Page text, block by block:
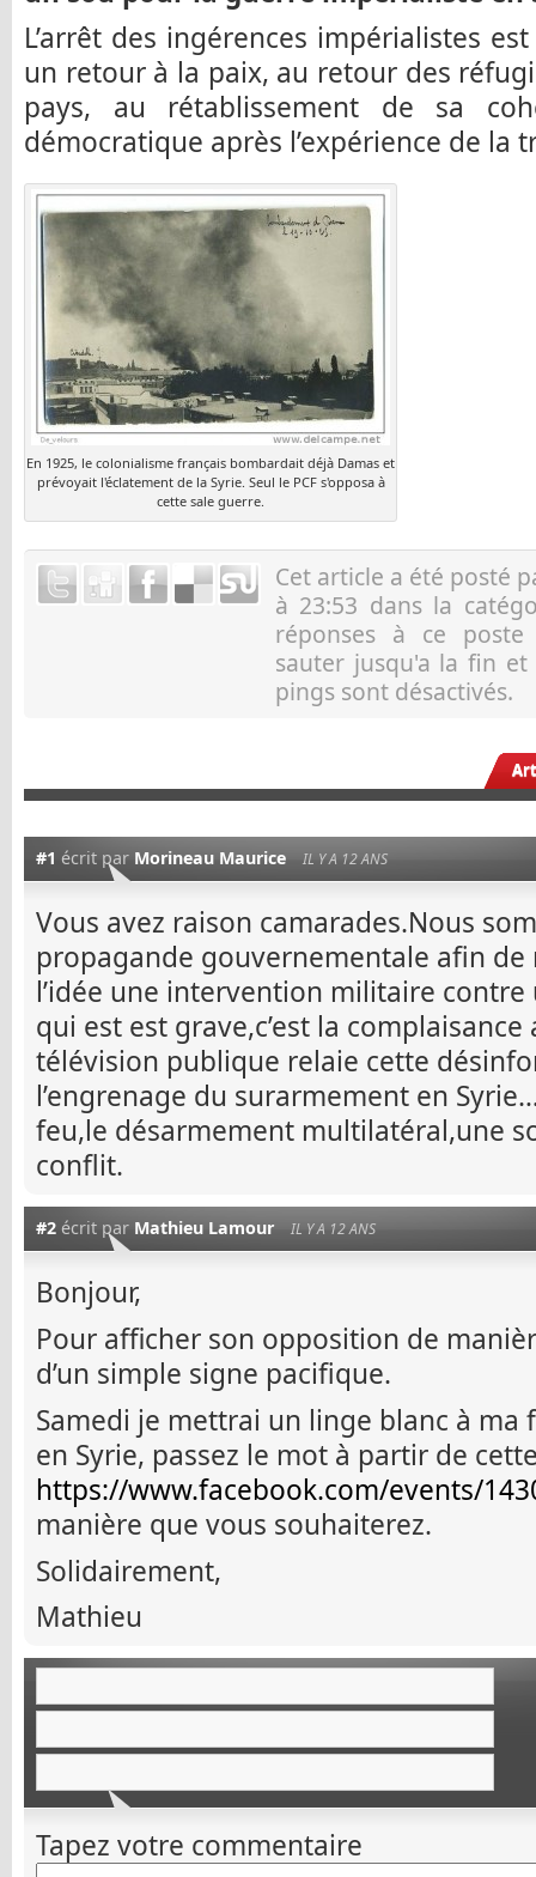
L’arrêt des ingérences impérialistes
un retour à la paix, au retour des
pays, au rétablissement de sa
démocratique après l’expérience de la
En 1925, le colonialisme français bombardait déjà Damas et
prévoyait l'éclatement de la Syrie. Seul le PCF s'opposa à
cette sale guerre.
Cet article a été posté
à 23:53 dans la
réponses à ce
sauter jusqu'a la fin et
pings sont désactivés.
#1 écrit par Morineau Maurice IL Y A 12 ANS
Vous avez raison camarades.Nous
propagande gouvernementale afin
l’idée une intervention militaire contre
qui est est grave,c’est la
télévision publique relaie cette
l’engrenage du surarmement en
feu,le désarmement multilatéral,une
conflit.
#2 écrit par Mathieu Lamour IL Y A 12 ANS
Bonjour,
Pour afficher son opposition de
d’un simple signe pacifique.
Samedi je mettrai un linge blanc à
en Syrie, passez le mot à partir de
https://www.facebook.com/events/
manière que vous souhaiterez.
Solidairement,
Mathieu
Tapez votre commentaire